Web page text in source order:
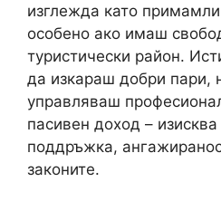
изглежда като
особено ако имаш
туристически район.
да изкараш добри пари,
управляваш
пасивен доход –
поддръжка,
законите.